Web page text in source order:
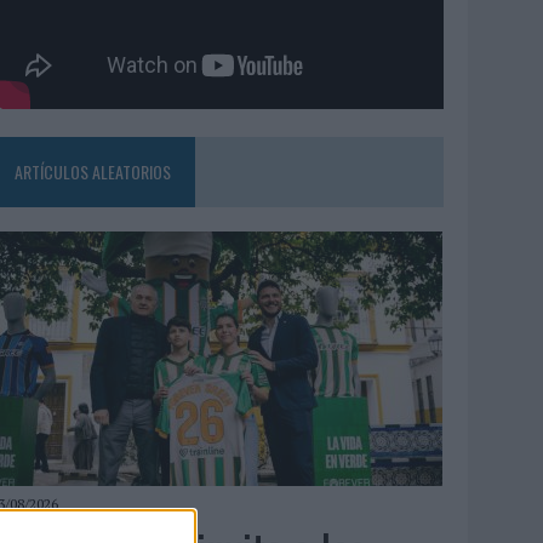
ARTÍCULOS ALEATORIOS
08/2026